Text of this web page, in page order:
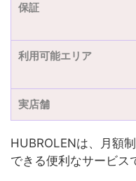
保証
利用可能エリア
実店舗
HUBROLENは、月額
できる便利なサービス